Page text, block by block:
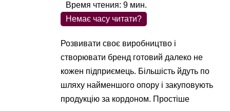
Немає часу читати?
Время чтения:9 мин.
Розвивати своє виробництво і
створювати бренд готовий далеко не
кожен підприємець. Більшість йдуть по
шляху найменшого опору і закуповують
продукцію за кордоном. Простіше